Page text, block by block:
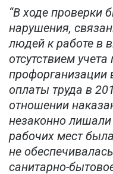
“В ходе проверки
нарушения,
людей к работе в
отсутствием
профорганизации
оплаты труда в
отношении
незаконно
рабочих мест
не
санитарно-